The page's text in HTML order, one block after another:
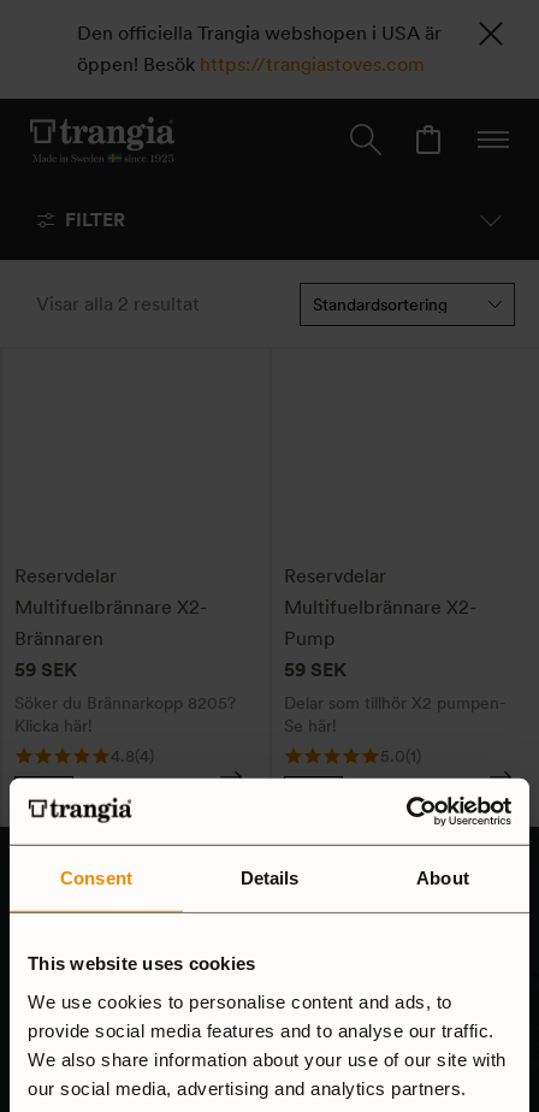
Consent Details About
This website uses cookies
We use cookies to personalise content and ads, to
provide social media features and to analyse our traffic.
We also share information about your use of our site with
our social media, advertising and analytics partners.
Den officiella Trangia webshopen i USA är
öppen! Besök https://trangiastoves.com
FILTER
Visar alla 2 resultat
Reservdelar
Multifuelbrännare X2-
Brännaren
59 SEK
Söker du Brännarkopp 8205?
Klicka här!
4.8(4)
olika
alternativen
kan
väljas
på
produktsidan
Reservdelar
Multifuelbrännare X2-
Pump
59 SEK
Delar som tillhör X2 pumpen-
Se här!
5.0(1)
olika
alternativen
kan
väljas
på
produktsidan
Jämför
KUNDSUPPORT